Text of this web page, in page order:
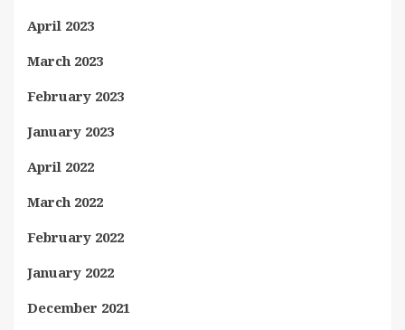
April 2023
March 2023
February 2023
January 2023
April 2022
March 2022
February 2022
January 2022
December 2021